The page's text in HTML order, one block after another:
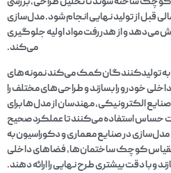
قبل از تولید نهایی انجام شود. مدل‌سازی
می‌دهد و از هدررفت مواد اولیه جلوگیری
می‌کند.
به تولیدکنندگان کمک می‌کند نمونه‌های
خودرو را بسازند و طراحی‌های مختلف را
صنایع الکترونیکی، مهندسان از مدل‌ها برای
حساس استفاده می‌کنند تا عملکرد صحیح
در صنایع معماری و دکوراسیون به
کوچک ساختمان‌ها، فضاهای داخلی
و با دقت بیشتری طرح نهایی را ارائه دهند.